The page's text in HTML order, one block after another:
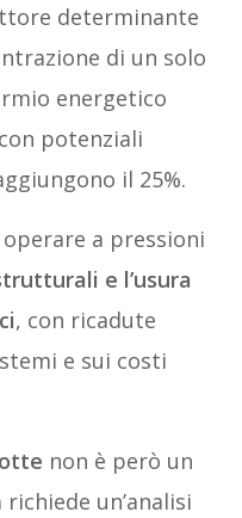
determinante
di un solo
energetico
potenziali
il 25%.
a pressioni
e l’usura
, con ricadute
e sui costi
non è però un
un’analisi